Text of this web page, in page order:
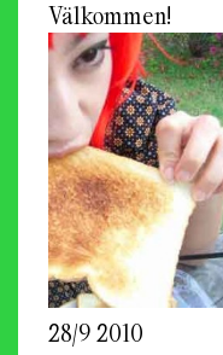
Välkommen!
28/9 2010